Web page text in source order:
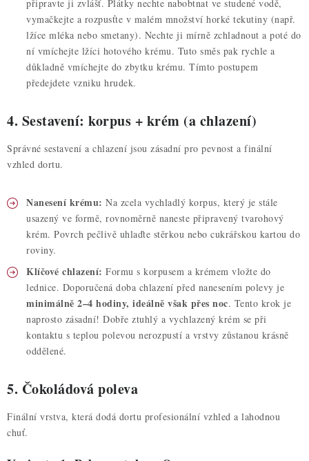
připravte ji zvlášť. Plátky nechte nabobtnat ve studené vodě,
vymačkejte a rozpusťte v malém množství horké tekutiny (např.
lžíce mléka nebo smetany). Nechte ji mírně zchladnout a poté do
ní vmíchejte lžíci hotového krému. Tuto směs pak rychle a
důkladně vmíchejte do zbytku krému. Tímto postupem
předejdete vzniku hrudek.
4. Sestavení: korpus + krém (a chlazení)
Správné sestavení a chlazení jsou zásadní pro pevnost a finální
vzhled dortu.
Nanesení krému: Na zcela vychladlý korpus, který je stále
usazený ve formě, rovnoměrně naneste připravený tvarohový
krém. Povrch pečlivě uhlaďte stěrkou nebo cukrářskou kartou do
roviny.
Klíčové chlazení: Formu s korpusem a krémem vložte do
lednice. Doporučená doba chlazení před nanesením polevy je
minimálně 2–4 hodiny, ideálně však přes noc. Tento krok je
naprosto zásadní! Dobře ztuhlý a vychlazený krém se při
kontaktu s teplou polevou nerozpustí a vrstvy zůstanou krásně
oddělené.
5. Čokoládová poleva
Finální vrstva, která dodá dortu profesionální vzhled a lahodnou
chuť.